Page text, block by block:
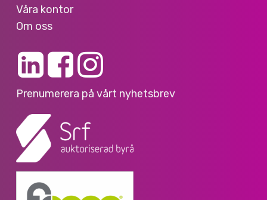
Våra kontor
Om oss
Prenumerera på vårt nyhetsbrev